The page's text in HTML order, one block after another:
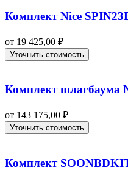
Комплект Nice
от 19 425,00 ₽
Уточнить стоимость
Комплект шлагбаума
от 143 175,00 ₽
Уточнить стоимость
Комплект